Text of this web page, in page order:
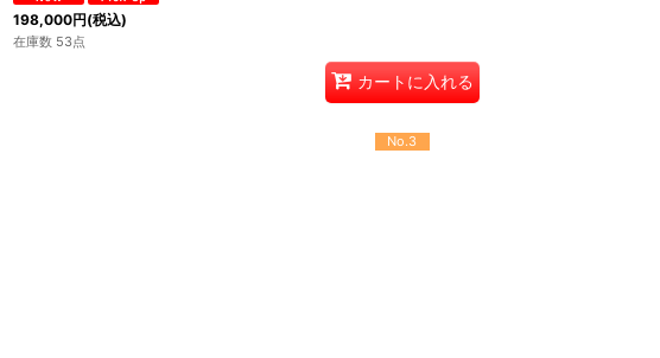
198,000円(税込)
在庫数 53点
カートに入れる
No.3